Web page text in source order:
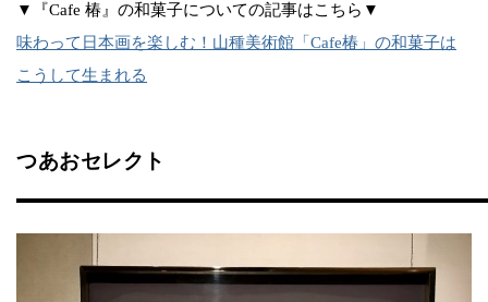
▼『Cafe 椿』の和菓子についての記事はこちら▼
味わって日本画を楽しむ！山種美術館「Cafe椿」の和菓子は
こうして生まれる
つあおセレクト